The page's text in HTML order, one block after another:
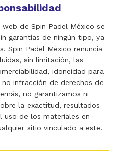
de Spin Padel México se
garantías de ningún tipo, ya
Spin Padel México renuncia
sin limitación, las
idoneidad para
infracción de derechos de
no garantizamos ni
la exactitud, resultados
de los materiales en
sitio vinculado a este.